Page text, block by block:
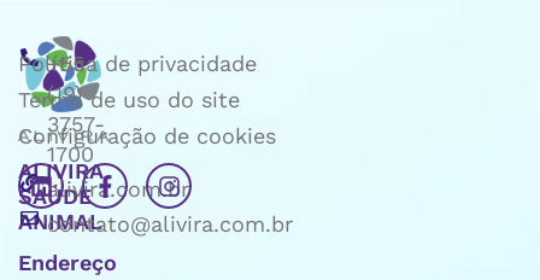
ALIVIRA
SAÚDE
ANIMAL
Endereço
+55
(19)
3757-
1700
alivira.com.br
contato@alivira.com.br
Política de privacidade
Termo de uso do site
Configuração de cookies